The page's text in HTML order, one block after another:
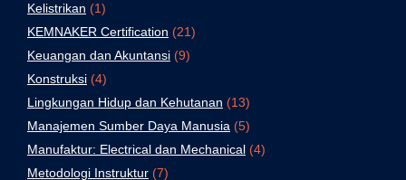
Kelistrikan (1)
KEMNAKER Certification (21)
Keuangan dan Akuntansi (9)
Konstruksi (4)
Lingkungan Hidup dan Kehutanan (13)
Manajemen Sumber Daya Manusia (5)
Manufaktur: Electrical dan Mechanical (4)
Metodologi Instruktur (7)